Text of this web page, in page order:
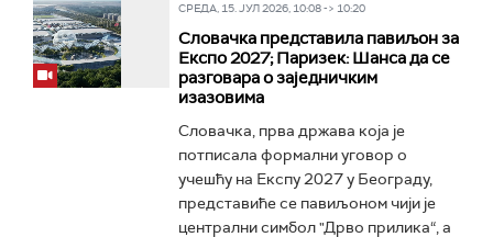
СРЕДА, 15. ЈУЛ 2026, 10:08 -> 10:20
Словачка представила павиљон за
Експо 2027; Паризек: Шанса да се
разговара о заједничким
изазовима
Словачка, прва држава која је
потписала формални уговор о
учешћу на Експу 2027 у Београду,
представиће се павиљоном чији је
централни симбол "Дрво прилика“, а